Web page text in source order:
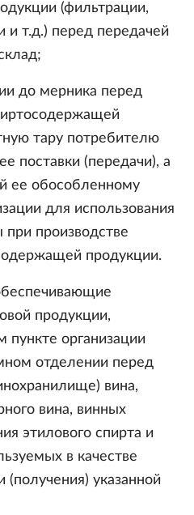
(фильтрации,
т.д.) перед передачей
до мерника перед
тару потребителю
поставки (передачи), а
ее обособленному
для использования
производстве
продукции.
продукции,
пункте организации
отделении перед
вина,
вина, винных
этилового спирта и
в качестве
(получения) указанной